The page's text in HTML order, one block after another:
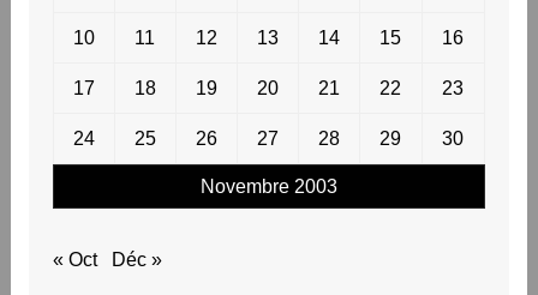
Novembre 2003
10 11 12 13 14 15 16
17 18 19 20 21 22 23
24 25 26 27 28 29 30
« Oct Déc »